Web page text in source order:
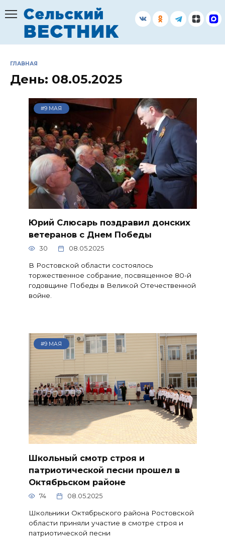
содержанию
ГЛАВНАЯ
День: 08.05.2025
#9 МАЯ
Юрий Слюсарь поздравил донских
ветеранов с Днем Победы
30 08.05.2025
В Ростовской области состоялось
торжественное собрание, посвященное 80-й
годовщине Победы в Великой Отечественной
войне.
#9 МАЯ
Школьный смотр строя и
патриотической песни прошел в
Октябрьском районе
74 08.05.2025
Школьники Октябрьского района Ростовской
области приняли участие в смотре строя и
патриотической песни